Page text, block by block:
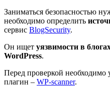
Заниматься безопасностью
необходимо определить
сервис BlogSecurity.
Он ищет уязвимости в
WordPress.
Перед проверкой необходимо
плагин – WP-scanner.